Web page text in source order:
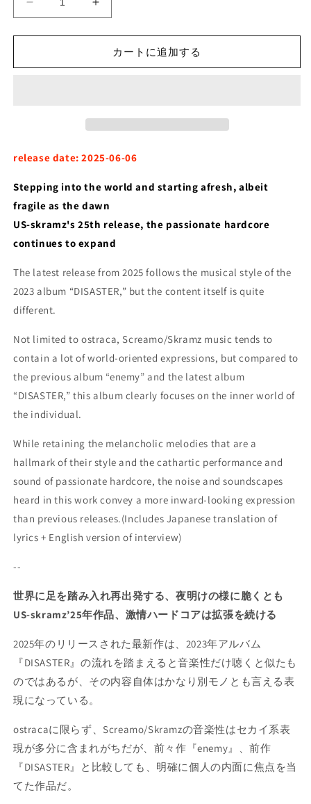
ostraca
-
&quot;Eventualities
可
数
を
減
ら
す
ostraca
-
&quot;Eventualities
可
&quot;
(CD)
数
増
や
す
カートに追加する
release date: 2025-06-06
Stepping into the world and starting afresh, albeit
fragile as the dawn
US-skramz's 25th release, the passionate hardcore
continues to expand
The latest release from 2025 follows the musical style of the
2023 album “DISASTER,” but the content itself is quite
different.
Not limited to ostraca, Screamo/Skramz music tends to
contain a lot of world-oriented expressions, but compared to
the previous album “enemy” and the latest album
“DISASTER,” this album clearly focuses on the inner world of
the individual.
While retaining the melancholic melodies that are a
hallmark of their style and the cathartic performance and
sound of passionate hardcore, the noise and soundscapes
heard in this work convey a more inward-looking expression
than previous releases.(Includes Japanese translation of
lyrics + English version of interview)
--
世界に足を踏み入れ再出発する、夜明けの様に脆くとも
US-skramz’25年作品、激情ハードコアは拡張を続ける
2025年のリリースされた最新作は、2023年アルバム
『DISASTER』の流れを踏まえると音楽性だけ聴くと似たも
のではあるが、その内容自体はかなり別モノとも言える表
現になっている。
ostracaに限らず、Screamo/Skramzの音楽性はセカイ系表
現が多分に含まれがちだが、前々作『enemy』、前作
『DISASTER』と比較しても、明確に個人の内面に焦点を当
てた作品だ。